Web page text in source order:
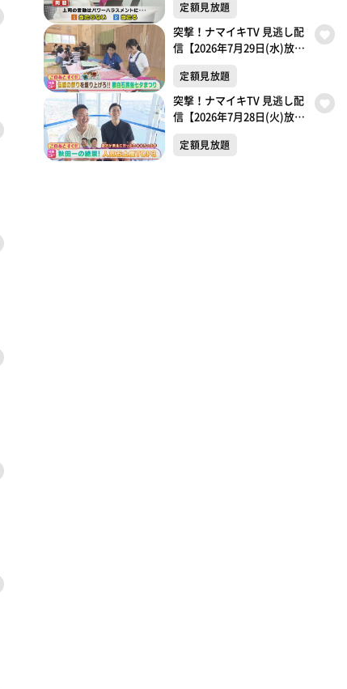
定額見放題
突撃！ナマイキTV 見逃し配
信【2026年7月29日(水)放送
定額見放題
突撃！ナマイキTV 見逃し配
信【2026年7月28日(火)放送
定額見放題